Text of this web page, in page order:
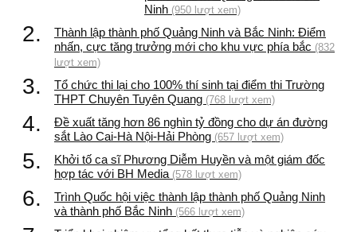
Ninh (950 lượt xem)
2.
Thành lập thành phố Quảng Ninh và Bắc Ninh: Điểm
nhấn, cực tăng trưởng mới cho khu vực phía bắc (832
lượt xem)
3.
Tổ chức thi lại cho 100% thí sinh tại điểm thi Trường
THPT Chuyên Tuyên Quang (768 lượt xem)
4.
Đề xuất tăng hơn 86 nghìn tỷ đồng cho dự án đường
sắt Lào Cai-Hà Nội-Hải Phòng (657 lượt xem)
5.
Khởi tố ca sĩ Phương Diễm Huyền và một giám đốc
hợp tác với BH Media (578 lượt xem)
6.
Trình Quốc hội việc thành lập thành phố Quảng Ninh
và thành phố Bắc Ninh (566 lượt xem)